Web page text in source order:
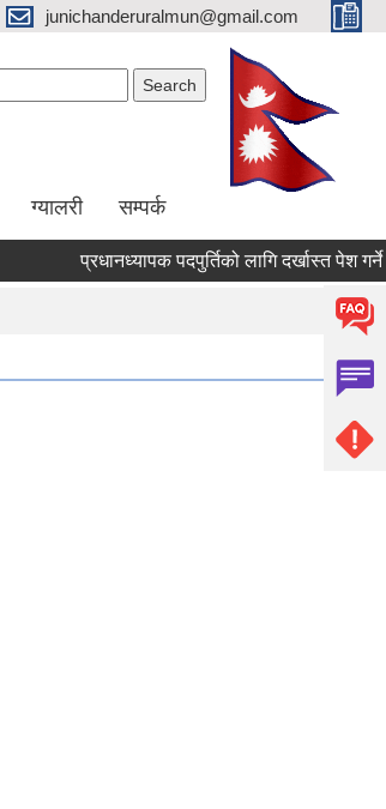
junichanderuralmun@gmail.com
ग्यालरी सम्पर्क
प्रधानध्यापक पदपुर्तिको लागि दर्खास्त पेश गर्ने